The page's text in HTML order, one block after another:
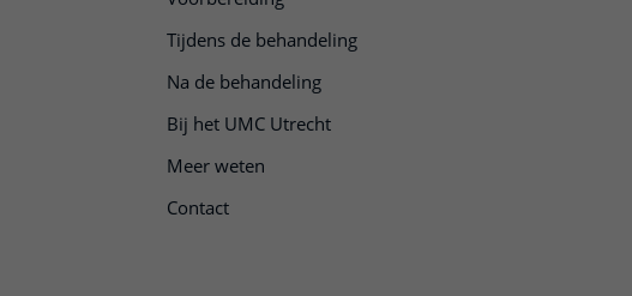
Tijdens de behandeling
Na de behandeling
Bij het UMC Utrecht
Meer weten
Contact